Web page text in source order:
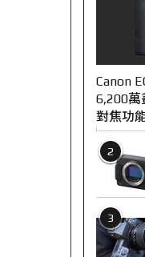
Canon
6,200萬
對焦功
2
3